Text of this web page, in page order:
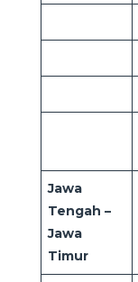
Jawa
Tengah –
Jawa
Timur